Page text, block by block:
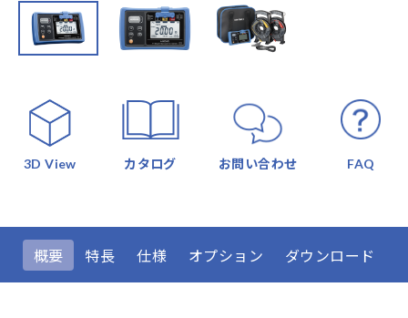
3D View カタログ お問い合わせ FAQ
概要 特長 仕様 オプション ダウンロード